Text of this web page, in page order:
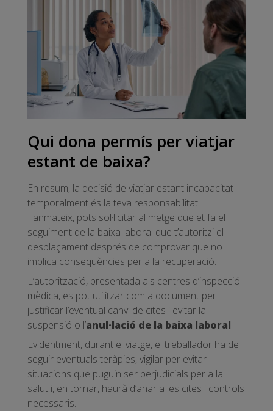
Qui dona permís per viatjar
estant de baixa?
En resum, la decisió de viatjar estant incapacitat
temporalment és la teva responsabilitat.
Tanmateix, pots sol·licitar al metge que et fa el
seguiment de la baixa laboral que t’autoritzi el
desplaçament després de comprovar que no
implica conseqüències per a la recuperació.
L’autorització, presentada als centres d’inspecció
mèdica, es pot utilitzar com a document per
justificar l’eventual canvi de cites i evitar la
suspensió o l’anul·lació de la baixa laboral.
Evidentment, durant el viatge, el treballador ha de
seguir eventuals teràpies, vigilar per evitar
situacions que puguin ser perjudicials per a la
salut i, en tornar, haurà d’anar a les cites i controls
necessaris.